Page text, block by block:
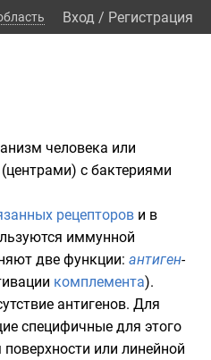
Вход / Регистрация
человека или
с бактериями
рецепторов и в
иммунной
две функции: антиген-
комплемента).
антигенов. Для
специфичные для этого
или линейной